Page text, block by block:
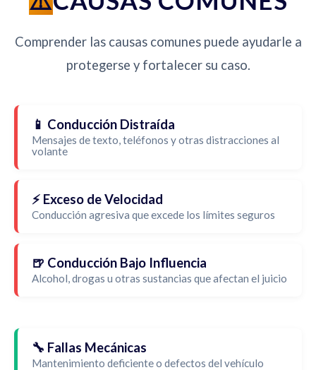
Comprender las causas comunes puede ayudarle a
protegerse y fortalecer su caso.
📱 Conducción Distraída
Mensajes de texto, teléfonos y otras distracciones al
volante
⚡ Exceso de Velocidad
Conducción agresiva que excede los límites seguros
🍺 Conducción Bajo Influencia
Alcohol, drogas u otras sustancias que afectan el juicio
🔧 Fallas Mecánicas
Mantenimiento deficiente o defectos del vehículo